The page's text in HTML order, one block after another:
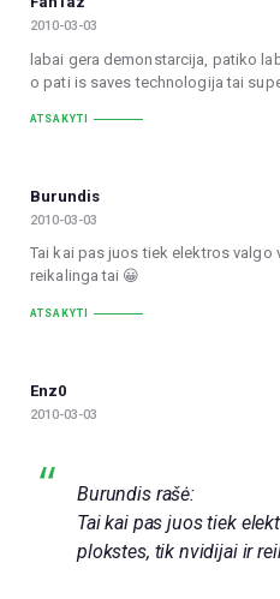
2010-03-03
labai gera demonstarcija, patiko
o pati is saves technologija tai
ATSAKYTI
Burundis
2010-03-03
Tai kai pas juos tiek elektros
reikalinga tai 😀
ATSAKYTI
Enz0
2010-03-03
Burundis rašė:
Tai kai pas juos tiek
plokstes, tik nvidijai ir